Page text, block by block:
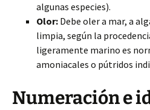
algunas especies).
Olor: Debe oler a mar, a
limpia, según la
ligeramente marino es
amoniacales o pútridos
Numeración e